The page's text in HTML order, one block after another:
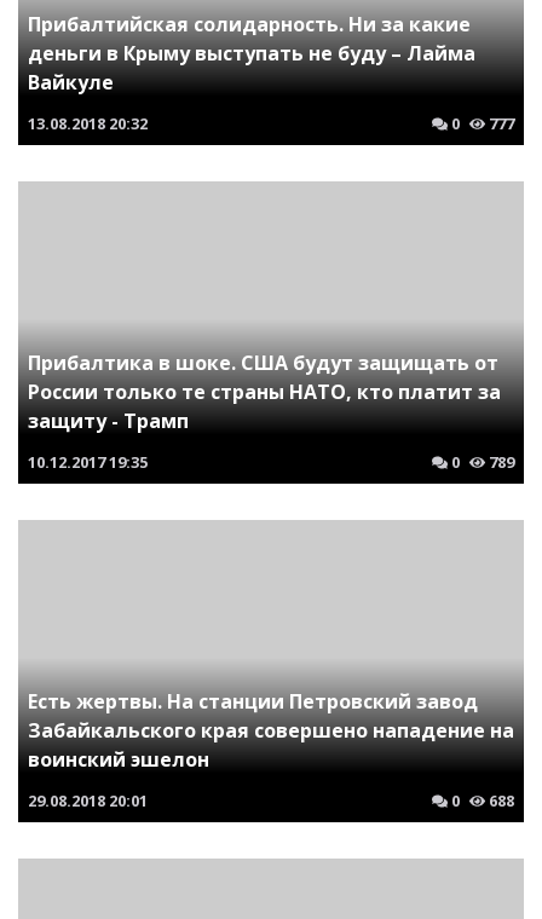
Прибалтийская солидарность. Ни за какие
деньги в Крыму выступать не буду – Лайма
Вайкуле
13.08.2018 20:32 0 777
Прибалтика в шоке. США будут защищать от
России только те страны НАТО, кто платит за
защиту - Трамп
10.12.201719:35 0 789
Есть жертвы. На станции Петровский завод
Забайкальского края совершено нападение на
воинский эшелон
29.08.2018 20:01 0 688